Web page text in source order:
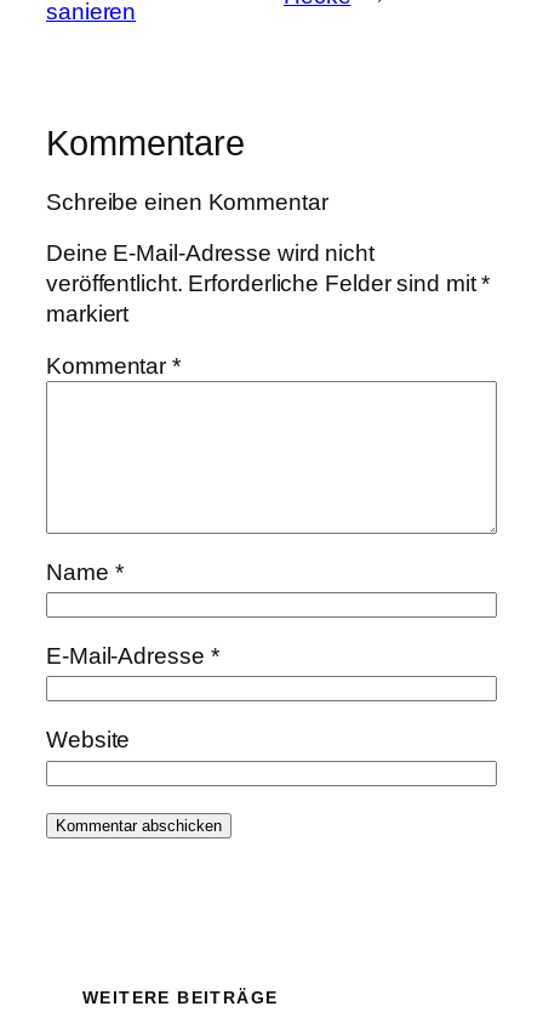
sanieren
Kommentare
Schreibe einen Kommentar
Deine E-Mail-Adresse wird nicht
veröffentlicht. Erforderliche Felder sind mit*
markiert
Kommentar*
Name *
E-Mail-Adresse *
Website
WEITERE BEITRÄGE